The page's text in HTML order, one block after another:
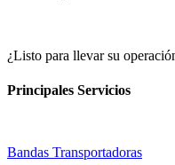
¿Listo para llevar su
Principales Servicios
Bandas Transportadoras